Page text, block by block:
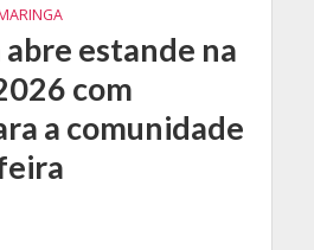
estande na
com
a comunidade